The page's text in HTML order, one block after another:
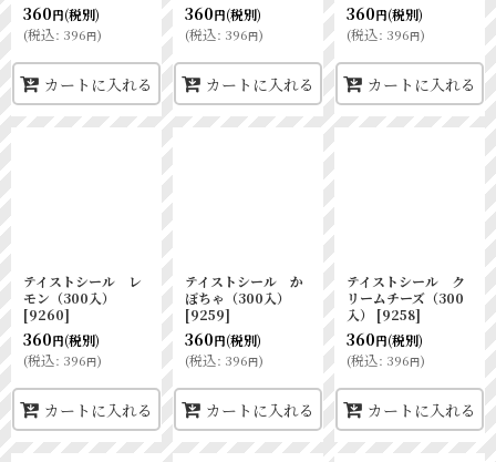
360円(税別)
(税込: 396円)
カートに入れる
360円(税別)
(税込: 396円)
カートに入れる
360円(税別)
(税込: 396円)
カートに入れる
テイストシール レ
モン（300入）
[9260]
360円(税別)
(税込: 396円)
カートに入れる
テイストシール か
ぼちゃ（300入）
[9259]
360円(税別)
(税込: 396円)
カートに入れる
テイストシール ク
リームチーズ（300
入）
[9258]
360円(税別)
(税込: 396円)
カートに入れる